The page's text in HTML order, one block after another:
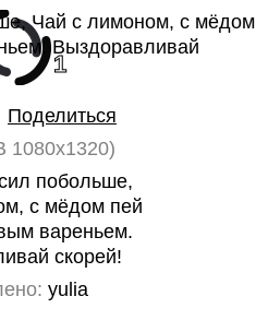
1
Поделиться
1080x1320)
побольше,
с мёдом пей
вареньем.
скорей!
yulia